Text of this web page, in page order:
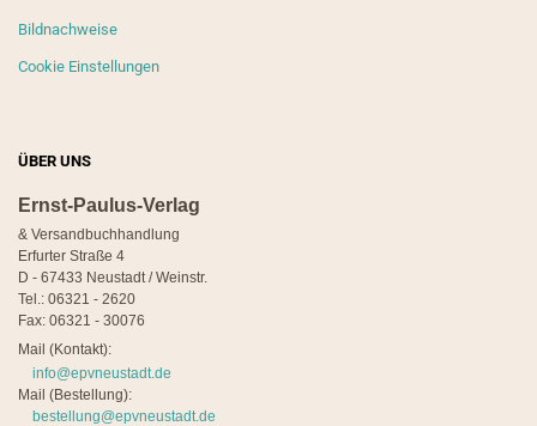
Bildnachweise
Cookie Einstellungen
ÜBER UNS
Ernst-Paulus-Verlag
& Versandbuchhandlung
Erfurter Straße 4
D - 67433 Neustadt / Weinstr.
Tel.: 06321 - 2620
Fax: 06321 - 30076
Mail (Kontakt):
info@epvneustadt.de
Mail (Bestellung):
bestellung@epvneustadt.de